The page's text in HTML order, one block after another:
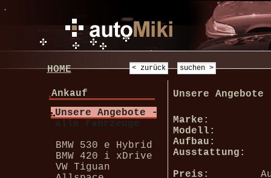
.
HOME
Ankauf
Unsere Angebote -
alle Fahrzeuge
BMW 530 e Hybrid
BMW 420 i xDrive
VW Tiguan
Unsere
Marke:
Modell:
Aufbau:
Ausstattung:
Preis: